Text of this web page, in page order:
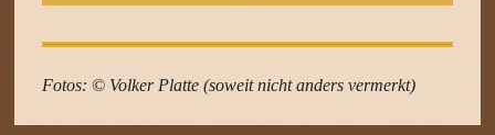
Fotos: © Volker Platte (soweit nicht anders vermerkt)